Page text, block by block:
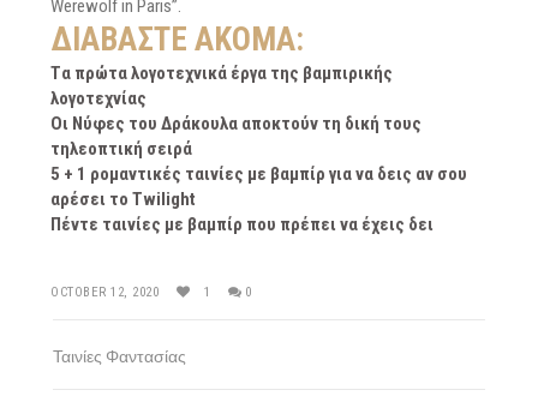
Werewolf in Paris”.
ΔΙΑΒΆΣΤΕ ΑΚΌΜΑ:
Tα πρώτα λογοτεχνικά έργα της βαμπιρικής
λογοτεχνίας
Oι Νύφες του Δράκουλα αποκτούν τη δική τους
τηλεοπτική σειρά
5 + 1 ρομαντικές ταινίες με βαμπίρ για να δεις αν σου
αρέσει το Twilight
Πέντε ταινίες με βαμπίρ που πρέπει να έχεις δει
OCTOBER 12, 2020 1 0
Ταινίες Φαντασίας